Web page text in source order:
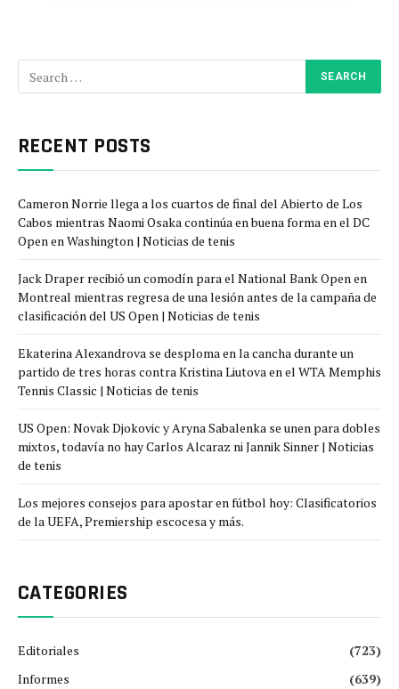
RECENT POSTS
Cameron Norrie llega a los cuartos de final del Abierto de Los
Cabos mientras Naomi Osaka continúa en buena forma en el DC
Open en Washington | Noticias de tenis
Jack Draper recibió un comodín para el National Bank Open en
Montreal mientras regresa de una lesión antes de la campaña de
clasificación del US Open | Noticias de tenis
Ekaterina Alexandrova se desploma en la cancha durante un
partido de tres horas contra Kristina Liutova en el WTA Memphis
Tennis Classic | Noticias de tenis
US Open: Novak Djokovic y Aryna Sabalenka se unen para dobles
mixtos, todavía no hay Carlos Alcaraz ni Jannik Sinner | Noticias
de tenis
Los mejores consejos para apostar en fútbol hoy: Clasificatorios
de la UEFA, Premiership escocesa y más.
CATEGORIES
Editoriales
(723)
Informes
(639)